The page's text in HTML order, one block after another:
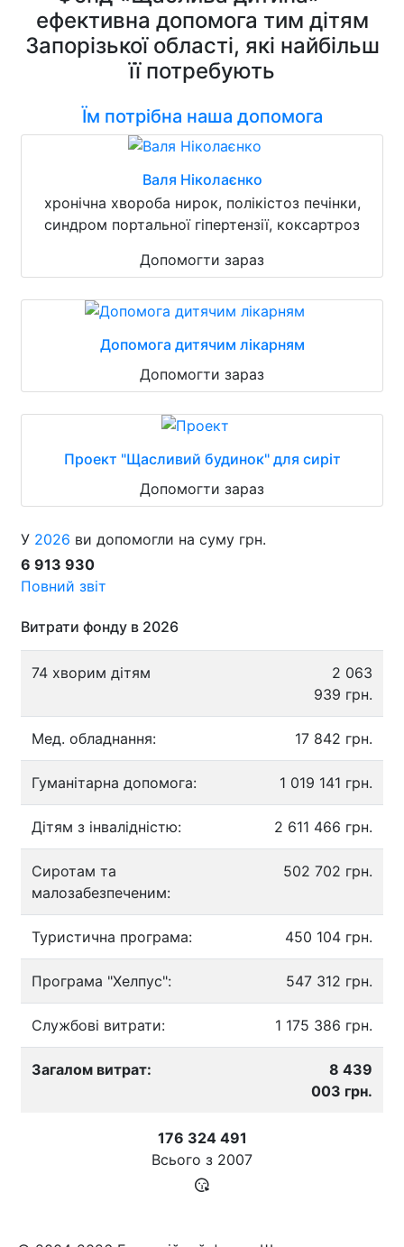
ефективна допомога тим дітям
Запорізької області, які найбільш
її потребують
Їм потрібна наша допомога
Валя Ніколаєнко
хронічна хвороба нирок, полікістоз печінки,
синдром портальної гіпертензії, коксартроз
Допомогти зараз
Допомога дитячим лікарням
Допомогти зараз
Проект "Щасливий будинок" для сиріт
Допомогти зараз
У 2026 ви допомогли на суму грн.
6 913 930
Повний звіт
Витрати фонду в 2026
74 хворим дітям
2 063
939 грн.
Мед. обладнання: 17 842 грн.
Гуманітарна допомога: 1 019 141 грн.
Дітям з інвалідністю: 2 611 466 грн.
Сиротам та
малозабезпеченим:
502 702 грн.
Туристична програма: 450 104 грн.
Програма "Хелпус": 547 312 грн.
Службові витрати: 1 175 386 грн.
Загалом витрат:
8 439
003 грн.
176 324 491
Всього з 2007